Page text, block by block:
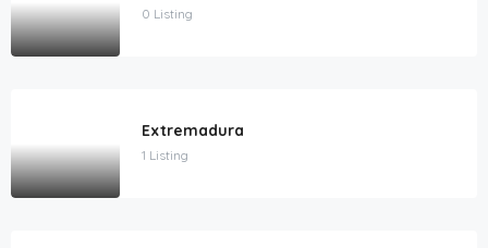
0 Listing
Extremadura
1 Listing